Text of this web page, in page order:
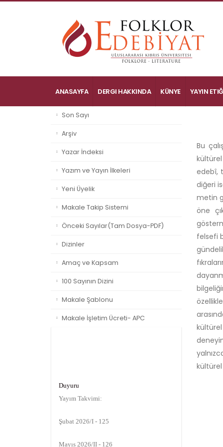
ANASAYFA DERGI HAKKINDA KÜNYE YAYIN
Son Sayı
Arşiv
Yazar İndeksi
Yazım ve Yayın İlkeleri
Yeni Üyelik
Makale Takip Sistemi
Önceki Sayılar(Tam Dosya-PDF)
Dizinler
Amaç ve Kapsam
100 Sayının Dizini
Makale Şablonu
Makale İşletim Ücreti- APC
Yayım Takvimi:
Bu
kültürel
edebî,
diğeri
metin
öne
felsefi